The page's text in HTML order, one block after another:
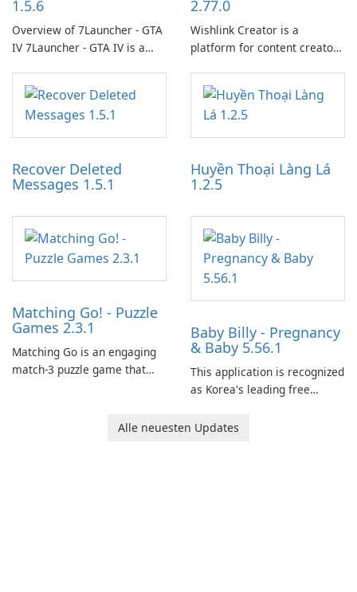
1.5.6
Overview of 7Launcher - GTA
IV 7Launcher - GTA IV is a
application designed to
optimize the gaming
experience for Grand Theft
Auto IV.
2.77.0
Wishlink Creator is a
platform for content creators
work through built-in brand
partnerships and integrated
tools for content distribution
and audience engagement.
Recover Deleted
Messages 1.5.1
Huyền Thoại Làng Lá
1.2.5
Matching Go! - Puzzle
Games 2.3.1
Matching Go is an engaging
match-3 puzzle game that
Ollie, on an adventurous
Baby Billy - Pregnancy
& Baby 5.56.1
This application is recognized
as Korea's leading free
baby tracking, offering
Alle neuesten Updates